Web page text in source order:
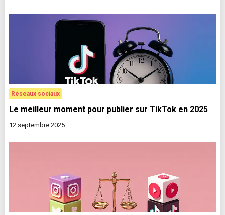
Réseaux sociaux
Le meilleur moment pour publier sur TikTok en 2025
12 septembre 2025